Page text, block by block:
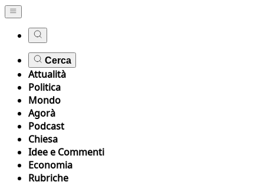
Cerca
Attualità
Politica
Mondo
Agorà
Podcast
Chiesa
Idee e Commenti
Economia
Rubriche